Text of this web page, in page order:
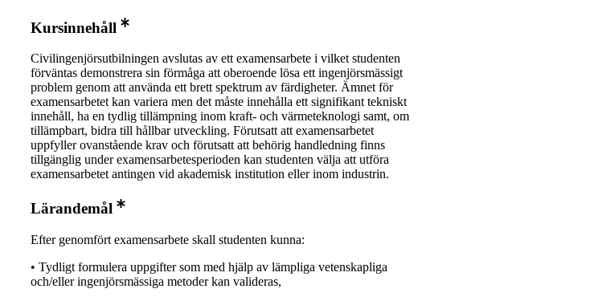
Kursinnehåll
Civilingenjörsutbilningen avslutas av ett examensarbete i vilket studenten
förväntas demonstrera sin förmåga att oberoende lösa ett ingenjörsmässigt
problem genom att använda ett brett spektrum av färdigheter. Ämnet för
examensarbetet kan variera men det måste innehålla ett signifikant tekniskt
innehåll, ha en tydlig tillämpning inom kraft- och värmeteknologi samt, om
tillämpbart, bidra till hållbar utveckling. Förutsatt att examensarbetet
uppfyller ovanstående krav och förutsatt att behörig handledning finns
tillgänglig under examensarbetesperioden kan studenten välja att utföra
examensarbetet antingen vid akademisk institution eller inom industrin.
Lärandemål
Efter genomfört examensarbete skall studenten kunna:
• Tydligt formulera uppgifter som med hjälp av lämpliga vetenskapliga
och/eller ingenjörsmässiga metoder kan valideras,